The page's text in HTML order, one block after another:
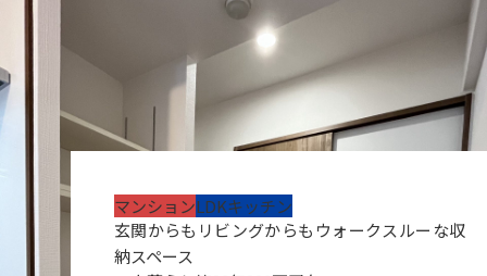
マンションLDKキッチン
玄関からもリビングからもウォークスルーな収
納スペース